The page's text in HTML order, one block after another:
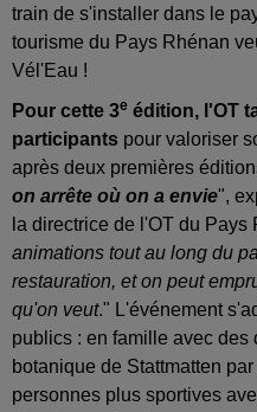
train de s'installer dans le
tourisme du Pays Rhénan
Vél'Eau !
Pour cette 3e édition, l'OT
participants pour valoriser
après deux premières
on arrête où on a envie",
la directrice de l'OT du Pays
animations tout au long du
restauration, et on peut
qu'on veut." L'événement
publics : en famille avec des
botanique de Stattmatten
personnes plus sportives